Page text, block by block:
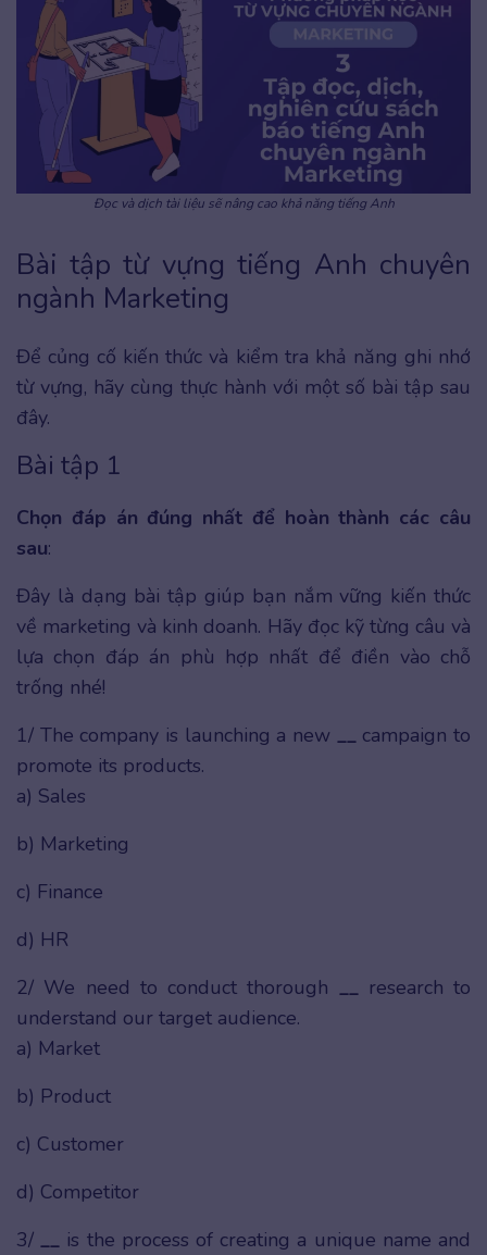
Đọc và dịch tài liệu sẽ nâng cao khả năng tiếng Anh
Bài tập từ vựng tiếng Anh chuyên
ngành Marketing
Để củng cố kiến thức và kiểm tra khả năng ghi nhớ
từ vựng, hãy cùng thực hành với một số bài tập sau
đây.
Bài tập 1
Chọn đáp án đúng nhất để hoàn thành các câu
sau:
Đây là dạng bài tập giúp bạn nắm vững kiến thức
về marketing và kinh doanh. Hãy đọc kỹ từng câu và
lựa chọn đáp án phù hợp nhất để điền vào chỗ
trống nhé!
1/ The company is launching a new __ campaign to
promote its products.
a) Sales
b) Marketing
c) Finance
d) HR
2/ We need to conduct thorough __ research to
understand our target audience.
a) Market
b) Product
c) Customer
d) Competitor
3/ __ is the process of creating a unique name and